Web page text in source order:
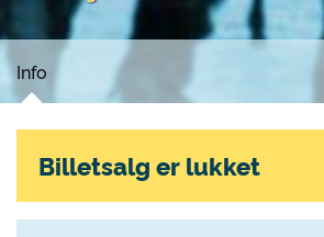
Info
Billetsalg er lukket